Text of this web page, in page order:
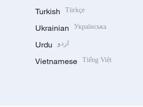
Turkish Türkçe
Ukrainian Українська
Urdu اردو
Vietnamese Tiếng Việt